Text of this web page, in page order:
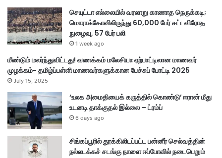
டி
த
ம்
செயுட்டா எல்லையில் வரலாறு காணாத நெருக்கடி;
மொராக்கோவிலிருந்து 60,000 பேர் சட்டவிரோத
நுழைவு, 57 பேர் பலி
1 week ago
மீண்டும் மலர்ந்துவிட்டது! வணக்கம் மலேசியா ஏற்பாட்டிலான மாணவர்
முழக்கம்- தமிழ்ப்பள்ளி மாணவர்களுக்கான பேச்சுப் போட்டி 2025
July 15, 2025
‘உலக அமைதியைக் கருத்தில் கொண்டு’ ஈரான் மீது
உடனடி தாக்குதல் இல்லை – ட்ரம்ப்
6 days ago
சிங்கப்பூரில் தூக்கிலிடப்பட்ட பன்னீர் செல்வத்தின்
நல்லடக்கச் சடங்கு நாளை ஈப்போவில் நடைபெறும்